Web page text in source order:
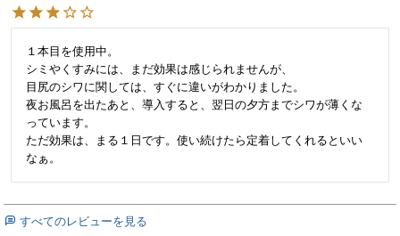
１本目を使用中。
シミやくすみには、まだ効果は感じられませんが、
目尻のシワに関しては、すぐに違いがわかりました。
夜お風呂を出たあと、導入すると、翌日の夕方までシワが薄くな
っています。
ただ効果は、まる１日です。使い続けたら定着してくれるといい
なぁ。
すべてのレビューを見る